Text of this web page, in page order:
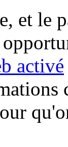
et le
activé